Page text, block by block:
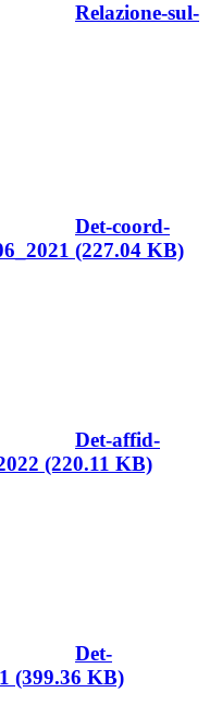
Relazione-sul-
Det-coord-
(227.04 KB)
Det-affid-
(220.11 KB)
Det-
(399.36 KB)